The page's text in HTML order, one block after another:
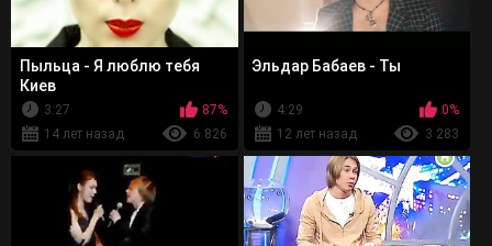
Пыльца - Я люблю тебя
Киев
3:27
87%
14 лет назад
6 826
Эльдар Бабаев - Ты
4:29
0%
12 лет назад
3 283